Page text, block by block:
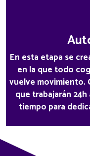
En esta etapa se
en la que todo
vuelve movimiento.
que trabajarán
tiempo para